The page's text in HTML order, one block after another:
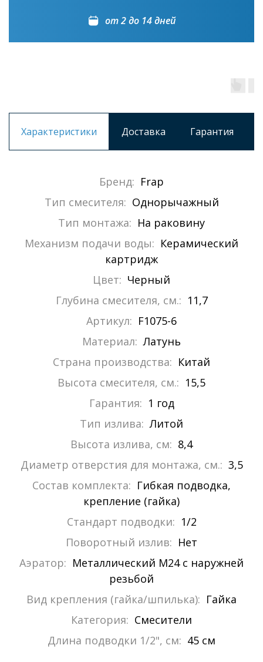
от 2 до 14 дней
Характеристики Доставка Гарантия
Бренд: Frap
Тип смесителя: Однорычажный
Тип монтажа: На раковину
Механизм подачи воды: Керамический
картридж
Цвет: Черный
Глубина смесителя, см.: 11,7
Артикул: F1075-6
Материал: Латунь
Страна производства: Китай
Высота смесителя, см.: 15,5
Гарантия: 1 год
Тип излива: Литой
Высота излива, см: 8,4
Диаметр отверстия для монтажа, см.: 3,5
Состав комплекта: Гибкая подводка,
крепление (гайка)
Стандарт подводки: 1/2
Поворотный излив: Нет
Аэратор: Металлический М24 с наружней
резьбой
Вид крепления (гайка/шпилька): Гайка
Категория: Смесители
Длина подводки 1/2", см: 45 см